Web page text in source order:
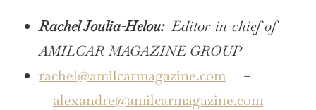
Rachel Joulia-Helou:Editor-in-chief of
AMILCAR MAGAZINE GROUP
rachel@amilcarmagazine.com –
alexandre@amilcarmagazine.com